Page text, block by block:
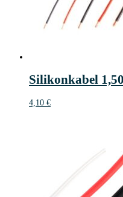
Silikonkabel
4,10 €